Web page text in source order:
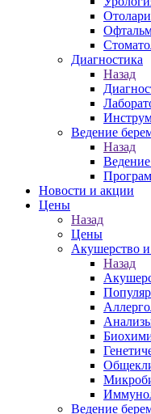
Диагностика
Назад
Ведение
Назад
Новости и акции
Цены
Назад
Цены
Акушерство
Назад
Ведение